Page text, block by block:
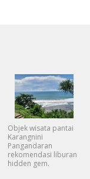
Objek wisata pantai
Karangnini
Pangandaran
rekomendasi liburan
hidden gem.